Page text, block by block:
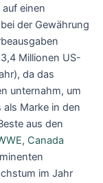
einen
der Gewährung
Millionen US-
da das
unternahm, um
Marke in den
aus den
, Canada
im Jahr